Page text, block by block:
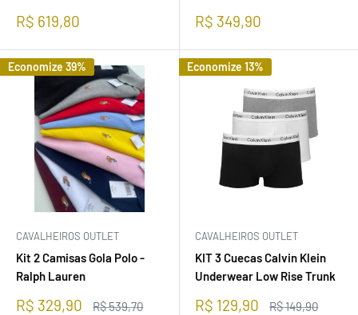
Preço
R$ 619,80
Preço
R$ 349,90
Economize 39%
CAVALHEIROS OUTLET
Kit 2 Camisas Gola Polo -
Ralph Lauren
Preço
R$ 329,90
Preço
R$ 539,70
Economize 13%
CAVALHEIROS OUTLET
KIT 3 Cuecas Calvin Klein
Underwear Low Rise Trunk
Preço
R$ 129,90
Preço
R$ 149,90